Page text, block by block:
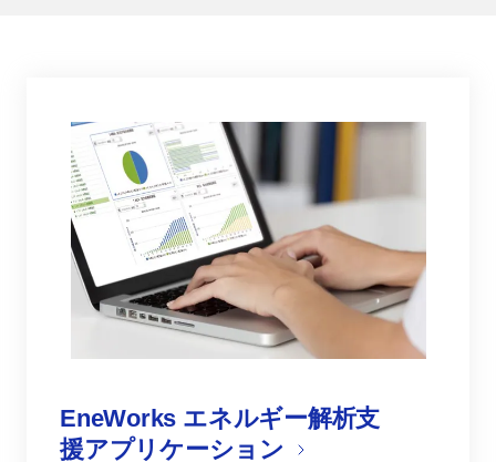
EneWorks エネルギー解析支
援アプリケーション